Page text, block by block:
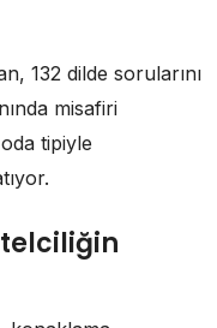
132 dilde sorularını
misafiri
tipiyle